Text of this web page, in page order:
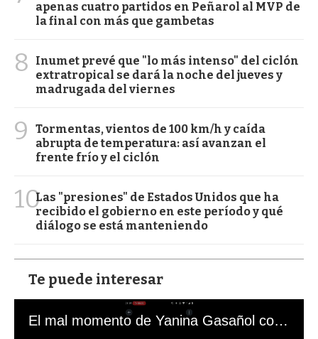
apenas cuatro partidos en Peñarol al MVP de
la final con más que gambetas
8
Inumet prevé que "lo más intenso" del ciclón
extratropical se dará la noche del jueves y
madrugada del viernes
9
Tormentas, vientos de 100 km/h y caída
abrupta de temperatura: así avanzan el
frente frío y el ciclón
10Las "presiones" de Estados Unidos que ha
recibido el gobierno en este período y qué
diálogo se está manteniendo
Te puede interesar
El mal momento de Yanina Gasañol con un hincha argentino en "Subrayado"